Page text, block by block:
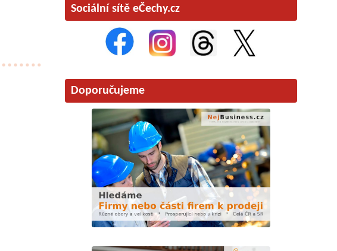
Sociální sítě eČechy.cz
Doporučujeme